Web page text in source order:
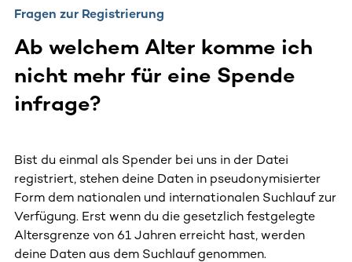
Fragen zur Registrierung
Ab welchem Alter komme ich
nicht mehr für eine Spende
infrage?
Bist du einmal als Spender bei uns in der Datei
registriert, stehen deine Daten in pseudonymisierter
Form dem nationalen und internationalen Suchlauf zur
Verfügung. Erst wenn du die gesetzlich festgelegte
Altersgrenze von 61 Jahren erreicht hast, werden
deine Daten aus dem Suchlauf genommen.